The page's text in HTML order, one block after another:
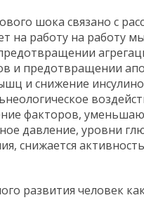
шока связано с
на работу на работу
и предотвращении
и снижение
факторов,
давление, уровни
снижается
развития человек